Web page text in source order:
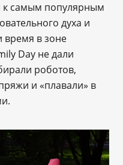
к самым популярным
духа и
в зоне
Day не дали
роботов,
и «плавали» в